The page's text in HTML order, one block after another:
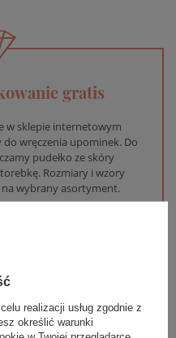
gratis
w sklepie internetowym
wręczenia upominek. Do
pudełko ze skóry
Rozmiary i wzory
na wybrany asortyment.
realizacji usług zgodnie z
określić warunki